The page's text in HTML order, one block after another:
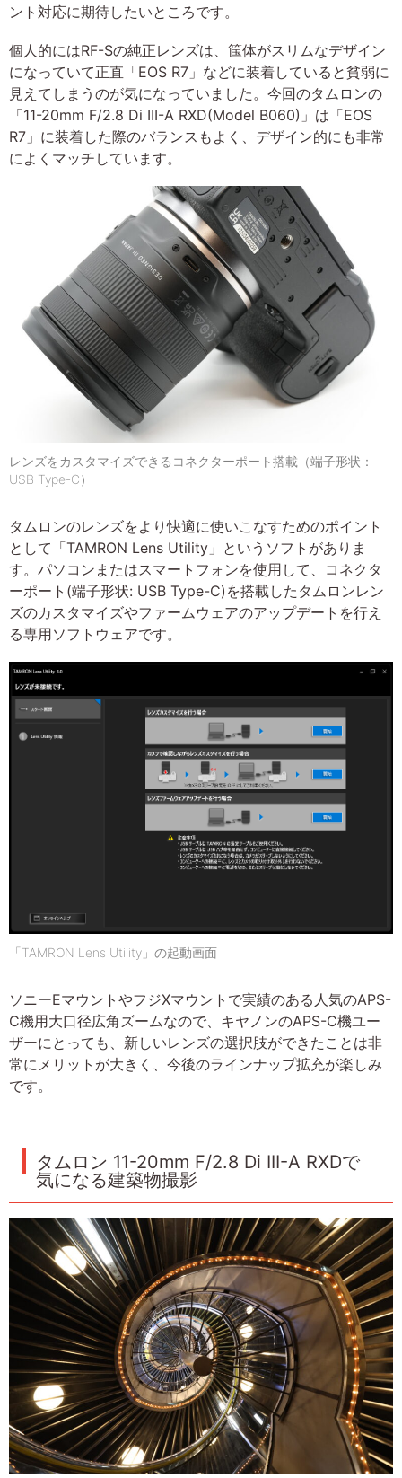
ント対応に期待したいところです。
個人的にはRF-Sの純正レンズは、筺体がスリムなデザイン
になっていて正直「EOS R7」などに装着していると貧弱に
見えてしまうのが気になっていました。今回のタムロンの
「11-20mm F/2.8 Di III-A RXD(Model B060)」は「EOS
R7」に装着した際のバランスもよく、デザイン的にも非常
によくマッチしています。
レンズをカスタマイズできるコネクターポート搭載（端子形状：
USB Type-C）
タムロンのレンズをより快適に使いこなすためのポイント
として「TAMRON Lens Utility」というソフトがありま
す。パソコンまたはスマートフォンを使用して、コネクタ
ーポート(端子形状: USB Type-C)を搭載したタムロンレン
ズのカスタマイズやファームウェアのアップデートを行え
る専用ソフトウェアです。
「TAMRON Lens Utility」の起動画面
ソニーEマウントやフジXマウントで実績のある人気のAPS-
C機用大口径広角ズームなので、キヤノンのAPS-C機ユー
ザーにとっても、新しいレンズの選択肢ができたことは非
常にメリットが大きく、今後のラインナップ拡充が楽しみ
です。
タムロン 11-20mm F/2.8 Di III-A RXDで
気になる建築物撮影